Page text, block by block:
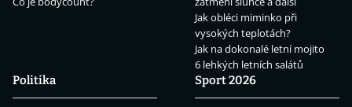
Jak obléci miminko při
vysokých teplotách?
Jak na dokonalé letní mojito
6 lehkých letních salátů
Politika
Sport 2026